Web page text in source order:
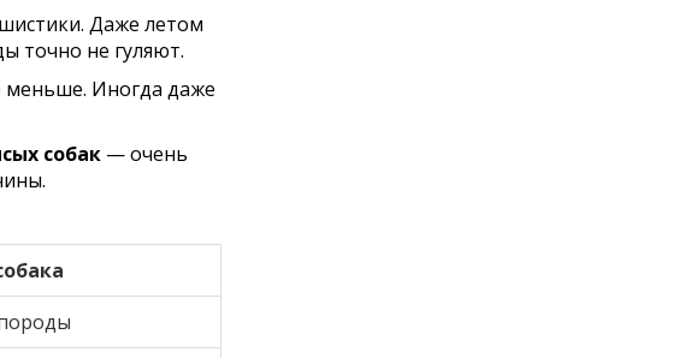
Даже летом
точно не гуляют.
меньше. Иногда даже
собак — очень